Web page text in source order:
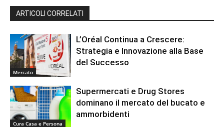
ARTICOLI CORRELATI
Mercato
L’Oréal Continua a Crescere:
Strategia e Innovazione alla Base
del Successo
Cura Casa e Persona
Supermercati e Drug Stores
dominano il mercato del bucato e
ammorbidenti